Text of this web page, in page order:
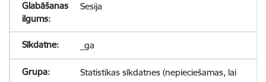
Sesija
_ga
Statistikas sīkdatnes (nepieciešamas, lai